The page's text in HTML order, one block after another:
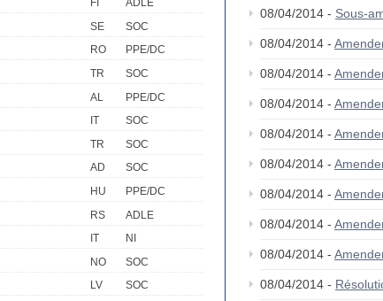
FI
ADLE
SE
SOC
RO
PPE/DC
TR
SOC
AL
PPE/DC
IT
SOC
TR
SOC
AD
SOC
HU
PPE/DC
RS
ADLE
IT
NI
NO
SOC
LV
SOC
08/04/2014 - Sous-
08/04/2014 -
08/04/2014 -
08/04/2014 -
08/04/2014 -
08/04/2014 -
08/04/2014 -
08/04/2014 -
08/04/2014 -
08/04/2014 -